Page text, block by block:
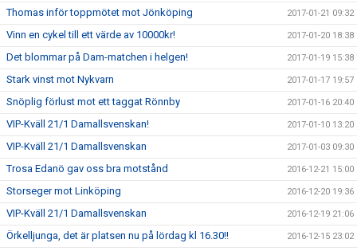
Thomas inför toppmötet mot Jönköping 2017-01-21 09:32
Vinn en cykel till ett värde av 10000kr! 2017-01-20 18:38
Det blommar på Dam-matchen i helgen! 2017-01-19 15:38
Stark vinst mot Nykvarn 2017-01-17 19:57
Snöplig förlust mot ett taggat Rönnby 2017-01-16 20:40
VIP-Kväll 21/1 Damallsvenskan! 2017-01-10 13:20
VIP-Kväll 21/1 Damallsvenskan 2017-01-03 09:30
Trosa Edanö gav oss bra motstånd 2016-12-21 15:00
Storseger mot Linköping 2016-12-20 19:36
VIP-Kväll 21/1 Damallsvenskan 2016-12-19 21:06
Örkelljunga, det är platsen nu på lördag kl 16.30!! 2016-12-15 23:02